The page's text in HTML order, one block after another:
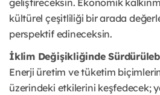
geliştireceksin. Ekonomik
kültürel çeşitliliği bir arada
perspektif edineceksin.
İklim Değişikliğinde
Enerji üretim ve tüketim
üzerindeki etkilerini keşfedecek;